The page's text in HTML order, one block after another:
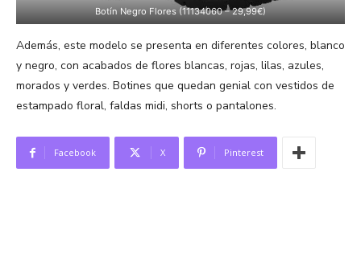
Botín Negro Flores (11134060 – 29,99€)
Además, este modelo se presenta en diferentes colores, blanco
y negro, con acabados de flores blancas, rojas, lilas, azules,
morados y verdes. Botines que quedan genial con vestidos de
estampado floral, faldas midi, shorts o pantalones.
Facebook X Pinterest